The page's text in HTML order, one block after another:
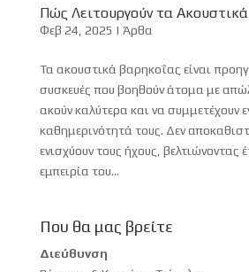
Πώς Λειτουργούν τα
Φεβ 24, 2025 | Άρθα
Τα ακουστικά βαρηκοΐας είναι
συσκευές που βοηθούν άτομα με
ακούν καλύτερα και να συμμετέχουν
καθημερινότητά τους. Δεν
ενισχύουν τους ήχους, βελτιώνοντας
εμπειρία του...
Που θα μας βρείτε
Διεύθυνση